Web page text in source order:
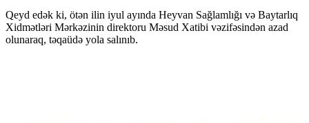
Qeyd edək ki, ötən ilin iyul ayında Heyvan Sağlamlığı və Baytarlıq
Xidmətləri Mərkəzinin direktoru Məsud Xatibi vəzifəsindən azad
olunaraq, təqaüdə yola salınıb.